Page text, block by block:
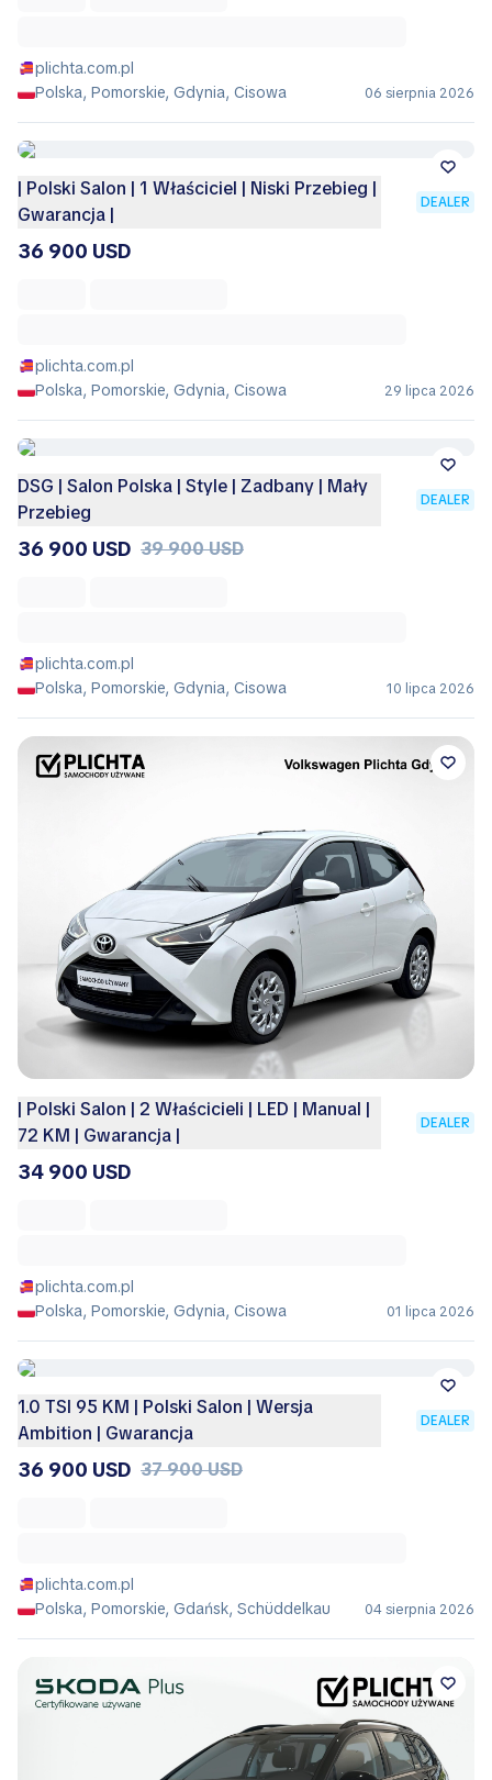
plichta.com.pl
Polska, Pomorskie, Gdynia, Cisowa
06 sierpnia 2026
| Polski Salon | 1 Właściciel | Niski Przebieg |
Gwarancja |
DEALER
36 900 USD
plichta.com.pl
Polska, Pomorskie, Gdynia, Cisowa
29 lipca 2026
DSG | Salon Polska | Style | Zadbany | Mały
Przebieg
DEALER
36 900 USD 39 900 USD
plichta.com.pl
Polska, Pomorskie, Gdynia, Cisowa
10 lipca 2026
| Polski Salon | 2 Właścicieli | LED | Manual |
72 KM | Gwarancja |
DEALER
34 900 USD
plichta.com.pl
Polska, Pomorskie, Gdynia, Cisowa
01 lipca 2026
1.0 TSI 95 KM | Polski Salon | Wersja
Ambition | Gwarancja
DEALER
36 900 USD 37 900 USD
plichta.com.pl
Polska, Pomorskie, Gdańsk, Schüddelkau
04 sierpnia 2026